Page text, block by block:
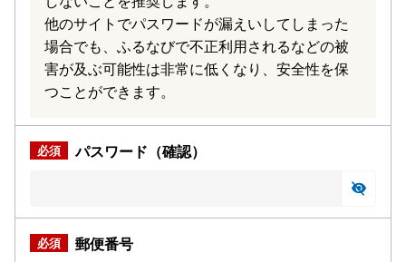
他のサイトでパスワードが漏えいしてしまった
場合でも、ふるなびで不正利用されるなどの被
害が及ぶ可能性は非常に低くなり、安全性を保
つことができます。
パスワード（確認）
郵便番号